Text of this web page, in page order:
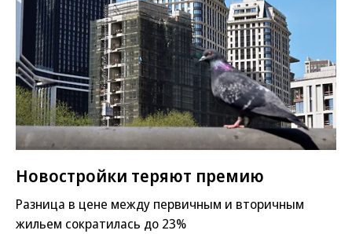
Новостройки теряют премию
Разница в цене между первичным и вторичным
жильем сократилась до 23%